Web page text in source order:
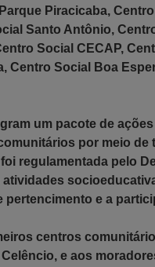
Piracicaba,
Santo Antônio,
Social CECAP,
Centro Social Boa
um pacote de
por meio
regulamentada pelo
pertencimento e a
centros
e aos